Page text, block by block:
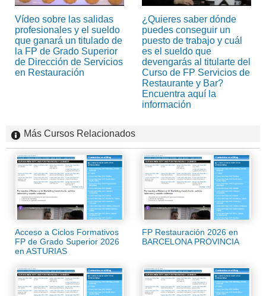
Vídeo sobre las salidas
profesionales y el sueldo
que ganará un titulado de
la FP de Grado Superior
de Dirección de Servicios
en Restauración
¿Quieres saber dónde
puedes conseguir un
puesto de trabajo y cuál
es el sueldo que
devengarás al titularte del
Curso de FP Servicios de
Restaurante y Bar?
Encuentra aquí la
información
Más Cursos Relacionados
Acceso a Ciclos Formativos
FP de Grado Superior 2026
en ASTURIAS
FP Restauración 2026 en
BARCELONA PROVINCIA